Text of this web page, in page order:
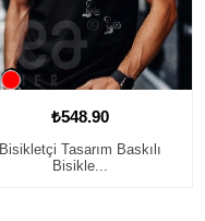
₺548.90
Bisikletçi Tasarım Baskılı
Bisikle...